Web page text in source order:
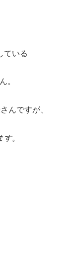
ている
。
んですが、
。